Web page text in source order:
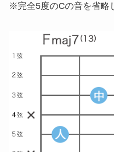
※完全5度のCの音を省略